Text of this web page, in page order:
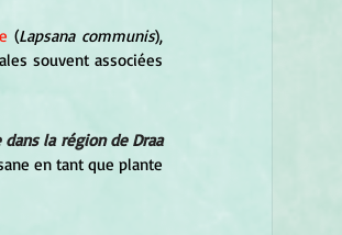
(Lapsana communis),
souvent associées
la région de Draa
en tant que plante